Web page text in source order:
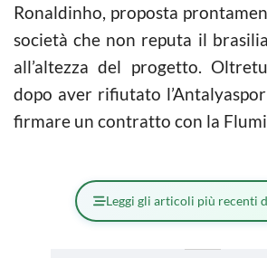
Ronaldinho, proposta
società che non reputa il
all’altezza del progetto.
dopo aver rifiutato
firmare un contratto con la
Leggi gli articoli più recenti